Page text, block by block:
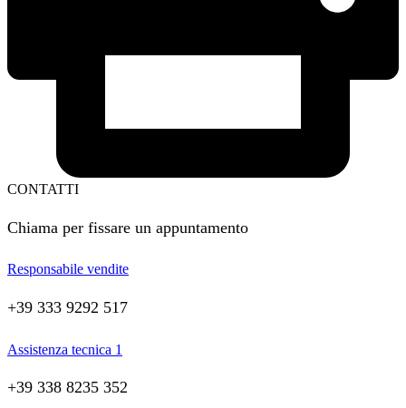
CONTATTI
Chiama per fissare un appuntamento
Responsabile vendite
+39 333 9292 517
Assistenza tecnica 1
+39 338 8235 352